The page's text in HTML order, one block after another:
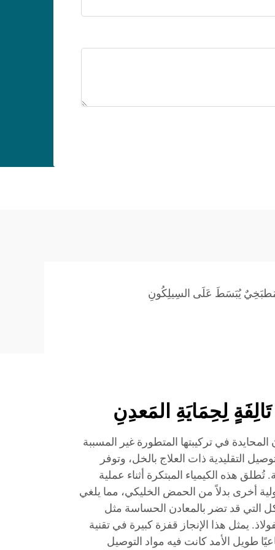
يُبَسَطَ عَلَى السِيلِكُونِ
لِحِمَايَةِ المَعدِنِ
في تركيبتها المتطورة غير المسببة
التقليدية ذات العلاج بالخل، وتوفر
تُطلق هذه الكيمياء المبتكرة أثناء عملية
أخرى بدلاً من الحمض الخليكي، مما يلغي
التي قد تضر بالمعادن الحساسة مثل
يمثل هذا الإنجاز قفزة كبيرة في تقنية
طويل الأمد كانت فيه مواد التوصيل